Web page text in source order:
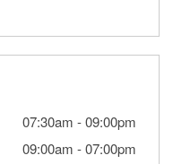
07:30am -09:00pm
09:00am -07:00pm